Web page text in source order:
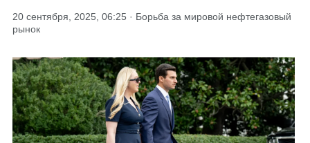
20 сентября, 2025, 06:25 · Борьба за мировой нефтегазовый
рынок